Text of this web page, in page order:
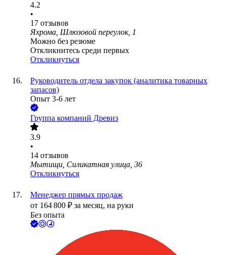
4.2
•
17 отзывов
Яхрома, Шлюзовой переулок, 1
Можно без резюме
Откликнитесь среди первых
Откликнуться
Руководитель отдела закупок (аналитика товарных
запасов)
Опыт 3-6 лет
Группа компаний Древиз
3.9
•
14 отзывов
Мытищи, Силикатная улица, 36
Откликнуться
Менеджер прямых продаж
от 164 800 ₽ за месяц, на руки
Без опыта